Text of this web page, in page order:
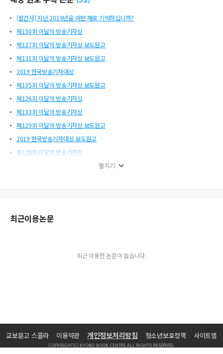
[발간사] 지난 2019년을 어떤 해로 기억하십니까?
제130회 이달의 방송기자상
제127회 이달의 방송기자상 보도원고
제131회 이달의 방송기자상 보도원고
2019 한국방송기자대상
제135회 이달의 방송기자상 보도원고
제126회 이달의 방송기자상
제133회 이달의 방송기자상
제129회 이달의 방송기자상 보도원고
2019 한국방송기자대상 보도원고
제128회 이달의 방송기자상
제131회 이달의 방송기자상
제130회 이달의 방송기자상 보도원고
제132회 이달의 방송기자상
방송기자연합회 & 방송기자상
펼치기
최근이용논문
최근 이용한 논문이 없습니다.
교보문고 스콜라 이용약관 개인정보처리방침 청소년보호정책 사이트맵
COPYRIGHT(C) KYOBO BOOK CENTRE ALL RIGHTS RESERVED.